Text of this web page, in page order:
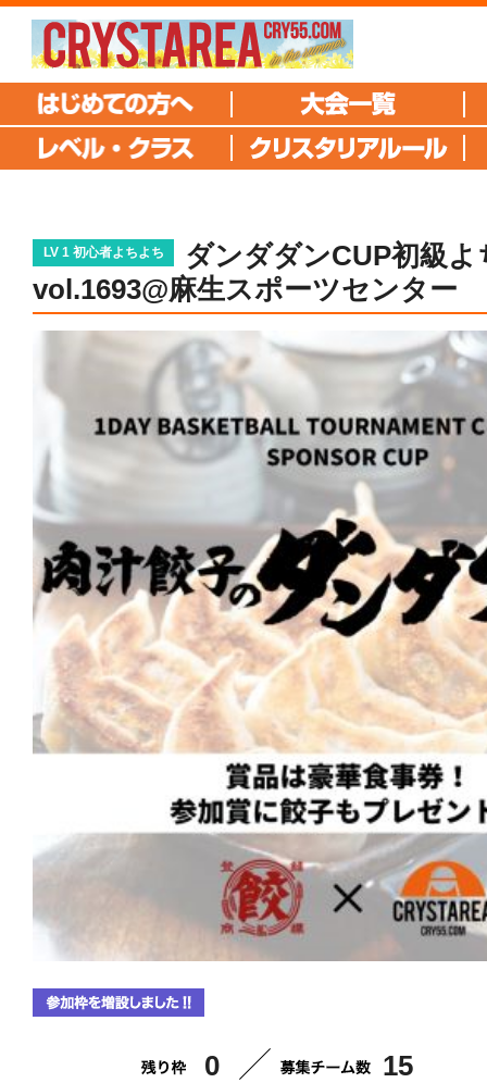
LV 1 初心者よちよち
ダンダダンCUP初級よ
vol.1693@麻生スポーツセンター
0 15